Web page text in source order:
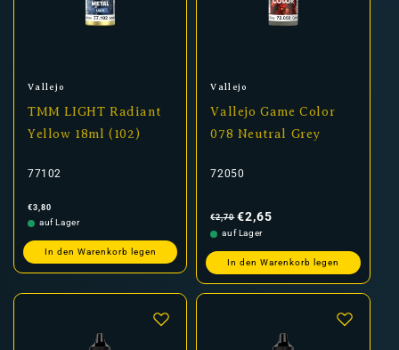
Anbieter:
Vallejo
TMM LIGHT Radiant
Yellow 18ml (102)
77102
Normaler
Preis
€3,80
auf Lager
In den Warenkorb legen
Anbieter:
Vallejo
Vallejo Game Color
078 Neutral Grey
72050
Preis
€2,70 €2,65
auf Lager
In den Warenkorb legen